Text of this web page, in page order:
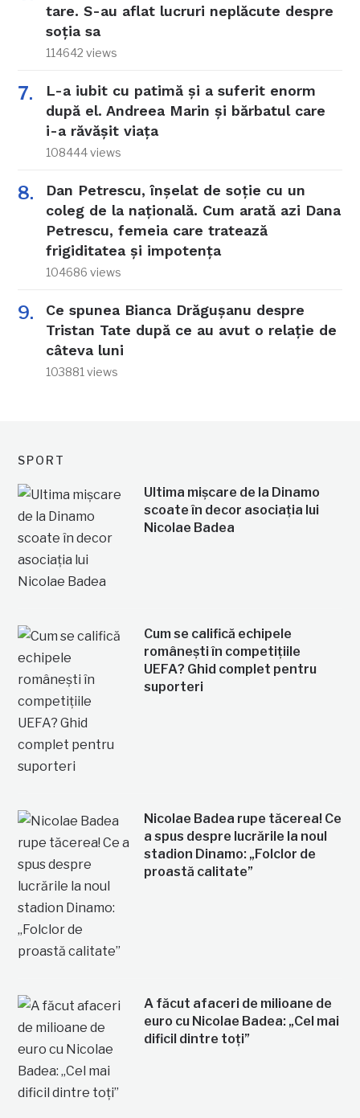
tare. S-au aflat lucruri neplăcute despre
soția sa
114642 views
L-a iubit cu patimă și a suferit enorm
după el. Andreea Marin și bărbatul care
i-a răvășit viața
108444 views
Dan Petrescu, înșelat de soție cu un
coleg de la națională. Cum arată azi Dana
Petrescu, femeia care tratează
frigiditatea și impotența
104686 views
Ce spunea Bianca Drăgușanu despre
Tristan Tate după ce au avut o relație de
câteva luni
103881 views
SPORT
Ultima mișcare de la Dinamo
scoate în decor asociația lui
Nicolae Badea
Cum se califică echipele
românești în competițiile
UEFA? Ghid complet pentru
suporteri
Nicolae Badea rupe tăcerea! Ce
a spus despre lucrările la noul
stadion Dinamo: „Folclor de
proastă calitate”
A făcut afaceri de milioane de
euro cu Nicolae Badea: „Cel mai
dificil dintre toți”